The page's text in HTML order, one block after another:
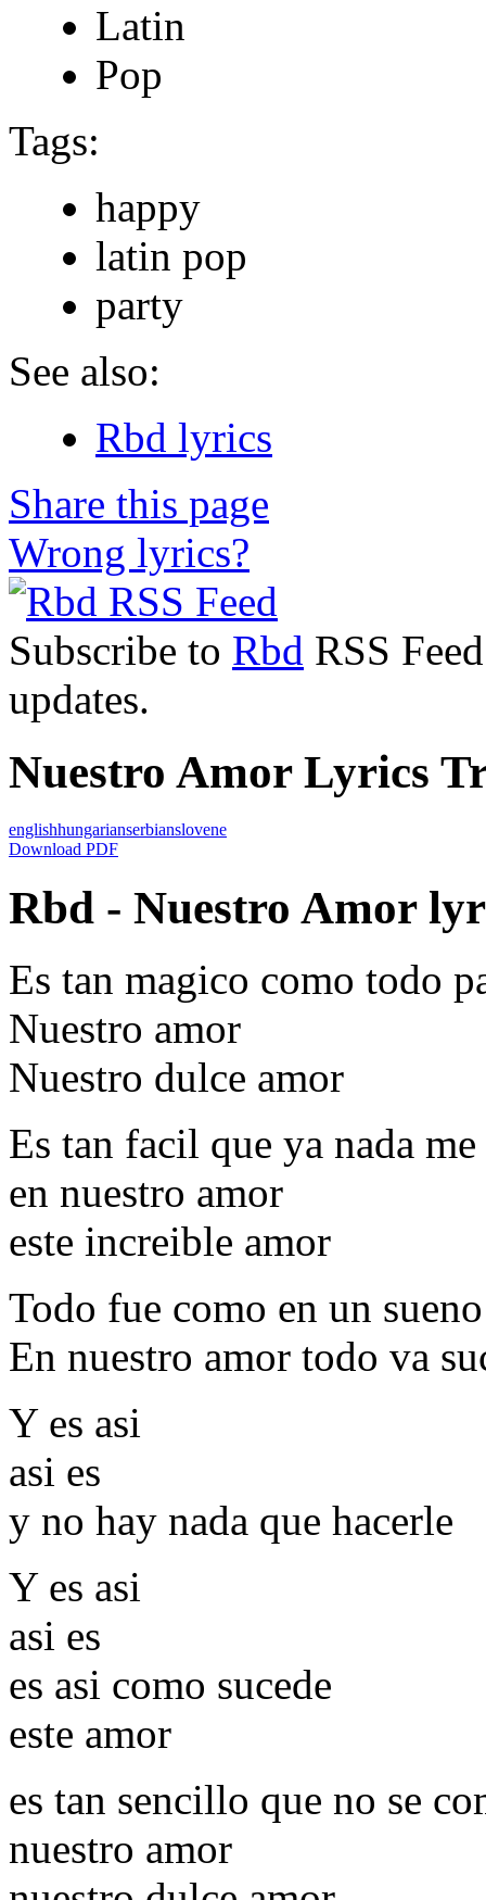
Latin
Pop
Tags:
happy
latin pop
party
See also:
Rbd lyrics
Share this page
Wrong lyrics?
Subscribe to Rbd RSS
updates.
Nuestro Amor Lyrics
englishhungarianserbianslovene
Download PDF
Rbd - Nuestro Amor
Es tan magico como todo
Nuestro amor
Nuestro dulce amor
Es tan facil que ya nada
en nuestro amor
este increible amor
Todo fue como en un sueno
En nuestro amor todo va
Y es asi
asi es
y no hay nada que hacerle
Y es asi
asi es
es asi como sucede
este amor
es tan sencillo que no se
nuestro amor